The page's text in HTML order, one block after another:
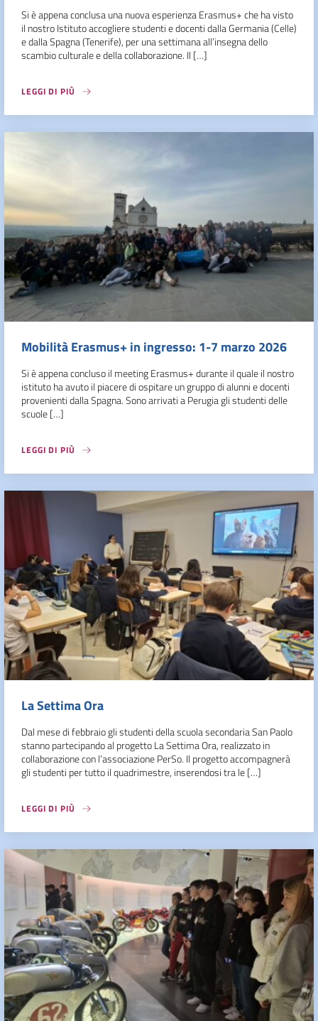
Si è appena conclusa una nuova esperienza Erasmus+ che ha visto
il nostro Istituto accogliere studenti e docenti dalla Germania (Celle)
e dalla Spagna (Tenerife), per una settimana all’insegna dello
scambio culturale e della collaborazione. Il […]
LEGGI DI PIÙ
Mobilità Erasmus+ in ingresso: 1-7 marzo 2026
Si è appena concluso il meeting Erasmus+ durante il quale il nostro
istituto ha avuto il piacere di ospitare un gruppo di alunni e docenti
provenienti dalla Spagna. Sono arrivati a Perugia gli studenti delle
scuole […]
LEGGI DI PIÙ
La Settima Ora
Dal mese di febbraio gli studenti della scuola secondaria San Paolo
stanno partecipando al progetto La Settima Ora, realizzato in
collaborazione con l’associazione PerSo. Il progetto accompagnerà
gli studenti per tutto il quadrimestre, inserendosi tra le […]
LEGGI DI PIÙ